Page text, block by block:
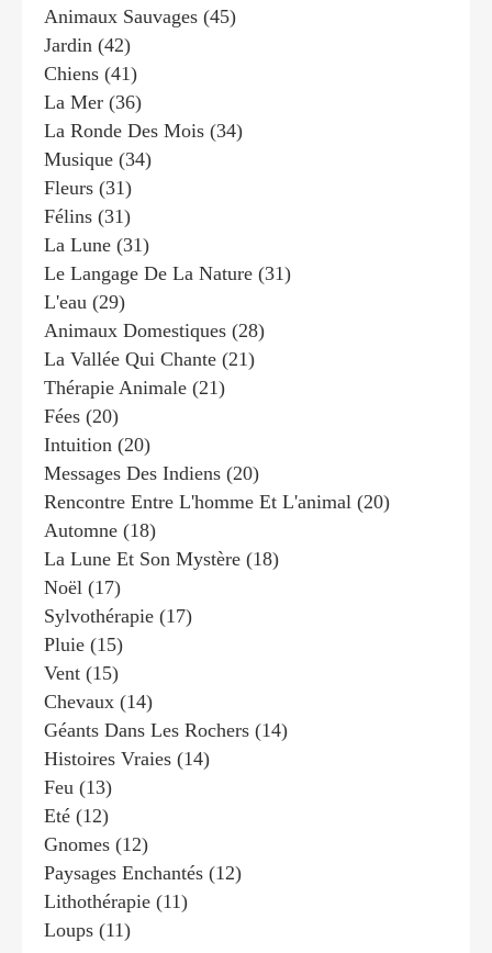
Animaux Sauvages (45)
Jardin (42)
Chiens (41)
La Mer (36)
La Ronde Des Mois (34)
Musique (34)
Fleurs (31)
Félins (31)
La Lune (31)
Le Langage De La Nature (31)
L'eau (29)
Animaux Domestiques (28)
La Vallée Qui Chante (21)
Thérapie Animale (21)
Fées (20)
Intuition (20)
Messages Des Indiens (20)
Rencontre Entre L'homme Et L'animal (20)
Automne (18)
La Lune Et Son Mystère (18)
Noël (17)
Sylvothérapie (17)
Pluie (15)
Vent (15)
Chevaux (14)
Géants Dans Les Rochers (14)
Histoires Vraies (14)
Feu (13)
Eté (12)
Gnomes (12)
Paysages Enchantés (12)
Lithothérapie (11)
Loups (11)